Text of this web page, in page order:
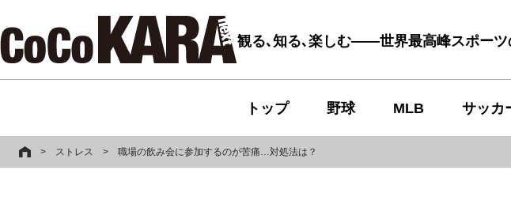
観る､知る､楽しむ――世界最高峰スポー
トップ 野球 MLB サッカ
> ストレス > 職場の飲み会に参加するのが苦痛…対処法は？